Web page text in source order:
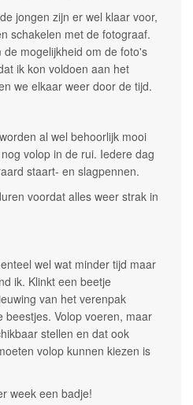
jongen zijn er wel klaar voor,
schakelen met de fotograaf.
mogelijkheid om de foto's
ik kon voldoen aan het
we elkaar weer door de tijd.
al wel behoorlijk mooi
volop in de rui. Iedere dag
staart- en slagpennen.
voordat alles weer strak in
wel wat minder tijd maar
ik. Klinkt een beetje
van het verenpak
Volop voeren, maar
stellen en dat ook
volop kunnen kiezen is
week een badje!